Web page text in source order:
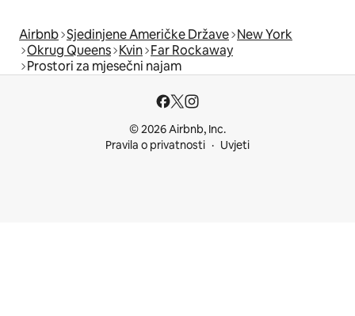
Airbnb Sjedinjene Američke Države New York
Okrug Queens Kvin Far Rockaway
Prostori za mjesečni najam
© 2026 Airbnb, Inc.
Pravila o privatnosti
Uvjeti